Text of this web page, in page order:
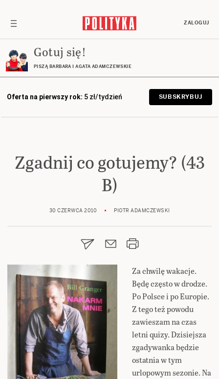
ZALOGUJ
Gotuj się!
PISZĄ BARBARA I AGATA ADAMCZEWSKIE
Oferta na pierwszy rok: 5 zł/tydzień SUBSKRYBUJ
Zgadnij co gotujemy? (43
B)
30 CZERWCA 2010 PIOTR ADAMCZEWSKI
Za chwilę wakacje.
Będę często w drodze.
Po Polsce i po Europie.
Z tego też powodu
zawieszam na czas
letni quizy. Dzisiejsza
zgadywanka będzie
ostatnia w tym
urlopowym sezonie. Na